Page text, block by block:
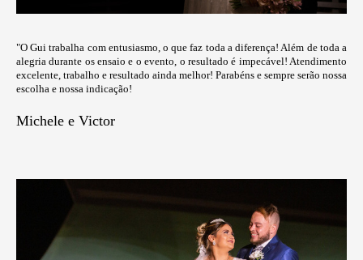
"O Gui trabalha com entusiasmo, o que faz toda a diferença! Além de toda a
alegria durante os ensaio e o evento, o resultado é impecável! Atendimento
excelente, trabalho e resultado ainda melhor! Parabéns e sempre serão nossa
escolha e nossa indicação!
Michele e Victor